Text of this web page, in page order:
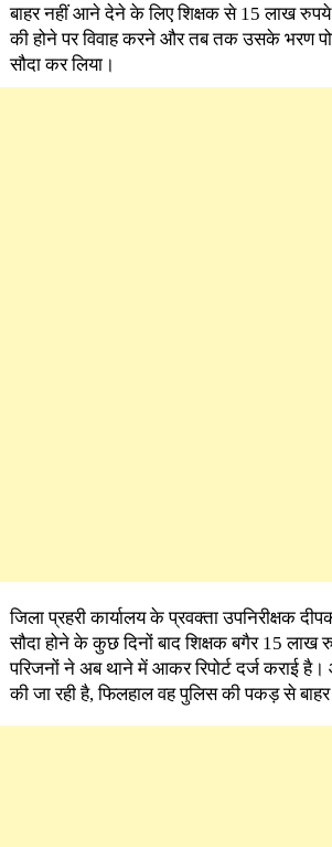
बाहर नहीं आने देने के लिए शिक्षक से 15 लाख रुपये
की होने पर विवाह करने और तब तक उसके भरण
सौदा कर लिया।
जिला प्रहरी कार्यालय के प्रवक्ता उपनिरीक्षक
सौदा होने के कुछ दिनों बाद शिक्षक बगैर 15 लाख
परिजनों ने अब थाने में आकर रिपोर्ट दर्ज कराई है।
की जा रही है, फिलहाल वह पुलिस की पकड़ से